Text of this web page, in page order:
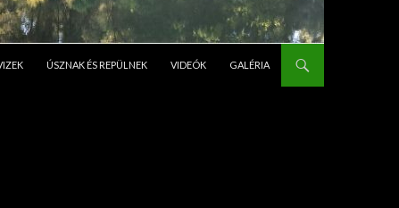
ÚSZNAK ÉS REPÜLNEK VIDEÓK GALÉRIA